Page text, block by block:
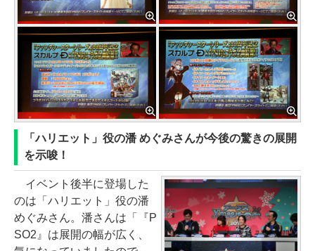
「ハリエット」役の潘 めぐみさんが今後の驚きの展開
を示唆！
イベント後半に登場した
のは「ハリエット」役の潘
めぐみさん。潘さんは「『P
SO2』は展開の幅が広く、